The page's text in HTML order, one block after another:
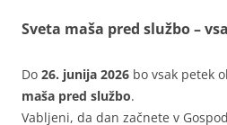
Sveta maša pred službo –
Do 26. junija 2026 bo vsak petek
maša pred službo.
Vabljeni, da dan začnete v